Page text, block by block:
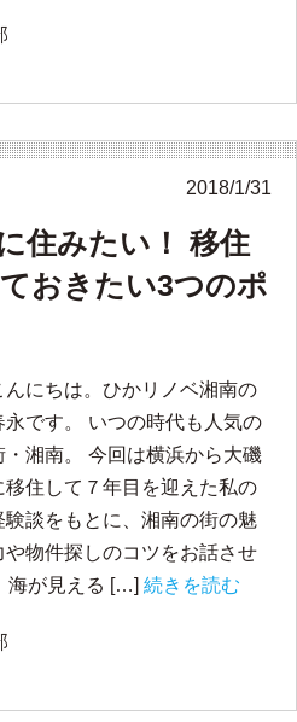
2018/1/31
住みたい！ 移住
おきたい3つのポ
んにちは。ひかリノベ湘南の
永です。 いつの時代も人気の
・湘南。 今回は横浜から大磯
移住して７年目を迎えた私の
験談をもとに、湘南の街の魅
や物件探しのコツをお話させ
海が見える […] 続きを読む